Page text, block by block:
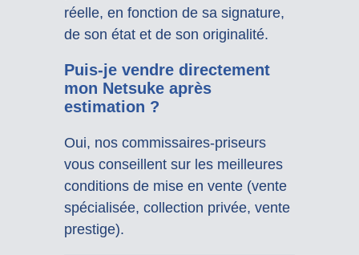
réelle, en fonction de sa signature,
de son état et de son originalité.
Puis-je vendre directement
mon Netsuke après
estimation ?
Oui, nos commissaires-priseurs
vous conseillent sur les meilleures
conditions de mise en vente (vente
spécialisée, collection privée, vente
prestige).